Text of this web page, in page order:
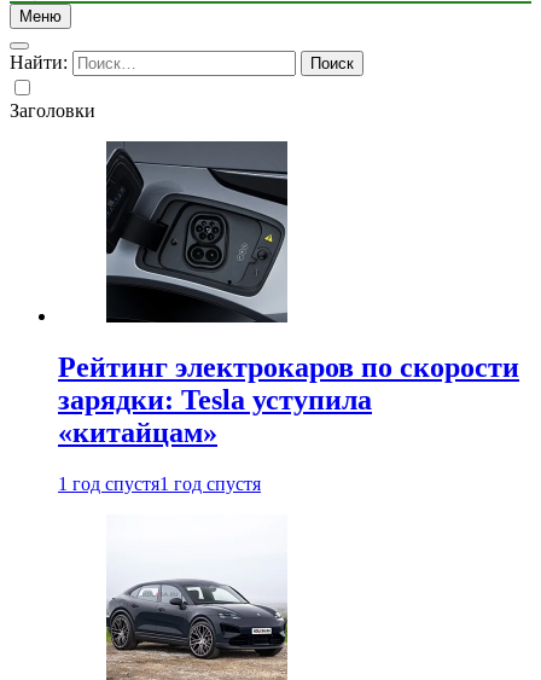
Меню
Найти:
Заголовки
Рейтинг электрокаров по скорости
зарядки: Tesla уступила
«китайцам»
1 год спустя1 год спустя